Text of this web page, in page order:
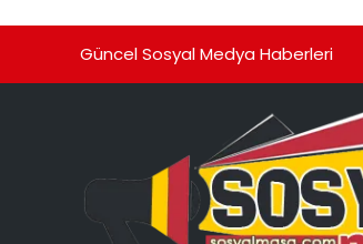
Güncel Sosyal Medya Haberleri